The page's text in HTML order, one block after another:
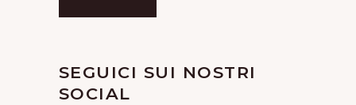
SEGUICI SUI NOSTRI
SOCIAL